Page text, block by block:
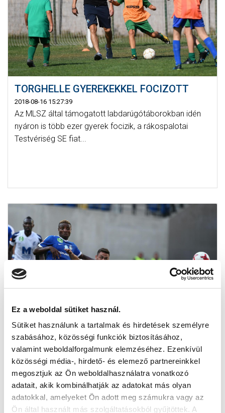
Ez a weboldal sütiket használ.
Sütiket használunk a tartalmak és hirdetések személyre
szabásához, közösségi funkciók biztosításához,
valamint weboldalforgalmunk elemzéséhez. Ezenkívül
közösségi média-, hirdető- és elemező partnereinkkel
megosztjuk az Ön weboldalhasználatra vonatkozó
adatait, akik kombinálhatják az adatokat más olyan
adatokkal, amelyeket Ön adott meg számukra vagy az
Ön által használt más szolgáltatásokból gyűjtöttek. A
TORGHELLE GYEREKEKKEL FOCIZOTT
2018-08-16 15:27:39
Az MLSZ által támogatott labdarúgótáborokban idén
nyáron is több ezer gyerek focizik, a rákospalotai
Testvériség SE fiat...
MTK-FÖLÉNY A FORDULÓ
VÁLOGATOTTJÁBAN
Négy MTK-s is érintett a csakfoci.hu futballhonlap által
összeállított forduló válogatottjában.